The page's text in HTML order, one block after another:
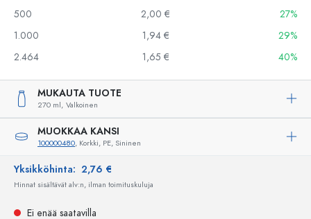
500
2,00 €
27%
1.000
1,94 €
29%
2.464
1,65 € 40%
MUKAUTA TUOTE
270 ml, Valkoinen
MUOKKAA KANSI
100000480, Korkki, PE, Sininen
Yksikköhinta: 2,76 €
Hinnat sisältävät alv:n, ilman toimituskuluja
Ei enää saatavilla